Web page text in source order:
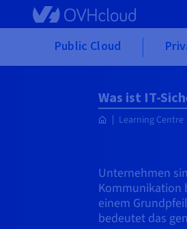
Skip to main content
Public Cloud
Was ist IT-
Learning Centre
Unternehmen
Kommunikation
einem
bedeutet das